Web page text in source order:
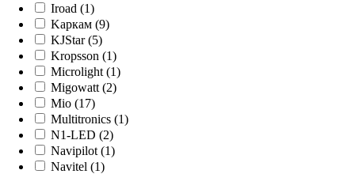
Iroad (1)
Kaркам (9)
KJStar (5)
Kropsson (1)
Microlight (1)
Migowatt (2)
Mio (17)
Multitronics (1)
N1-LED (2)
Navipilot (1)
Navitel (1)